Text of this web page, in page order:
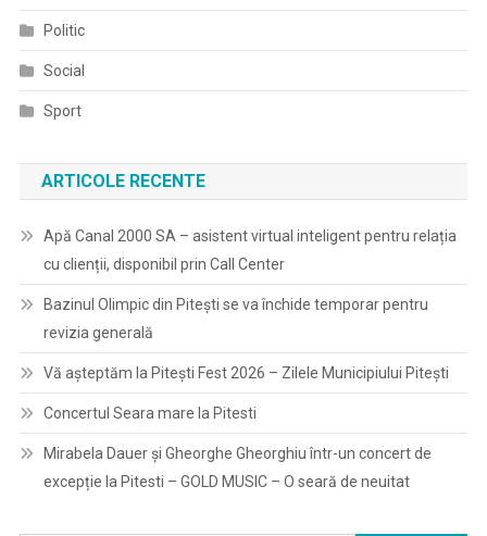
Politic
Social
Sport
ARTICOLE RECENTE
Apă Canal 2000 SA – asistent virtual inteligent pentru relația
cu clienții, disponibil prin Call Center
Bazinul Olimpic din Pitești se va închide temporar pentru
revizia generală
Vă așteptăm la Pitești Fest 2026 – Zilele Municipiului Pitești
Concertul Seara mare la Pitesti
Mirabela Dauer și Gheorghe Gheorghiu într-un concert de
excepție la Pitesti – GOLD MUSIC – O seară de neuitat